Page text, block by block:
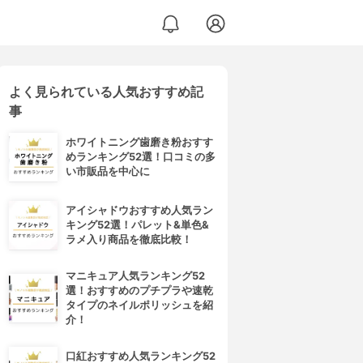
よく見られている人気おすすめ記
事
ホワイトニング歯磨き粉おすす
めランキング52選！口コミの多
い市販品を中心に
アイシャドウおすすめ人気ラン
キング52選！パレット&単色&
ラメ入り商品を徹底比較！
マニキュア人気ランキング52
選！おすすめのプチプラや速乾
タイプのネイルポリッシュを紹
介！
口紅おすすめ人気ランキング52